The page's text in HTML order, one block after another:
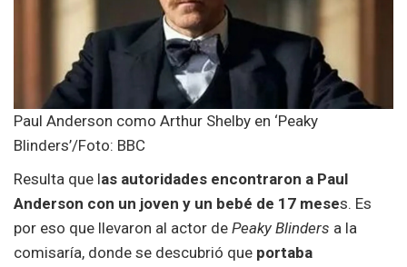
Paul Anderson como Arthur Shelby en ‘Peaky
Blinders’/Foto: BBC
Resulta que las autoridades encontraron a Paul
Anderson con un joven y un bebé de 17 meses. Es
por eso que llevaron al actor de Peaky Blinders a la
comisaría, donde se descubrió que portaba